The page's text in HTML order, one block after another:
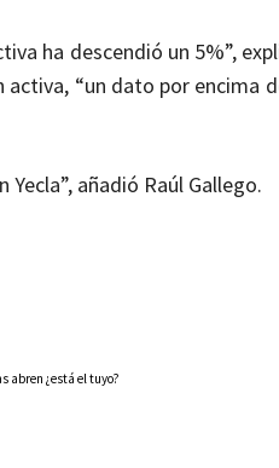
ha descendió un 5%”,
activa, “un dato por encima
añadió Raúl Gallego.
abren ¿está el tuyo?